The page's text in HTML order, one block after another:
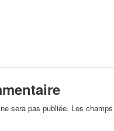
sera pas publiée. Les